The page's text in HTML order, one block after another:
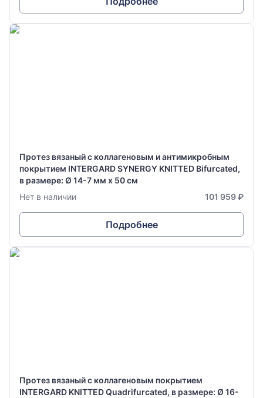
Протез вязаный с коллагеновым и антимикробным
покрытием INTERGARD SYNERGY KNITTED Bifurcated,
в размере: Ø 14-7 мм х 50 см
Нет в наличии
101 959 ₽
Подробнее
Протез вязаный с коллагеновым покрытием
INTERGARD KNITTED Quadrifurcated, в размере: Ø 16-